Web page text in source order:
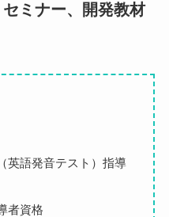
ミナー、開発教材
語発音テスト）指導
者資格